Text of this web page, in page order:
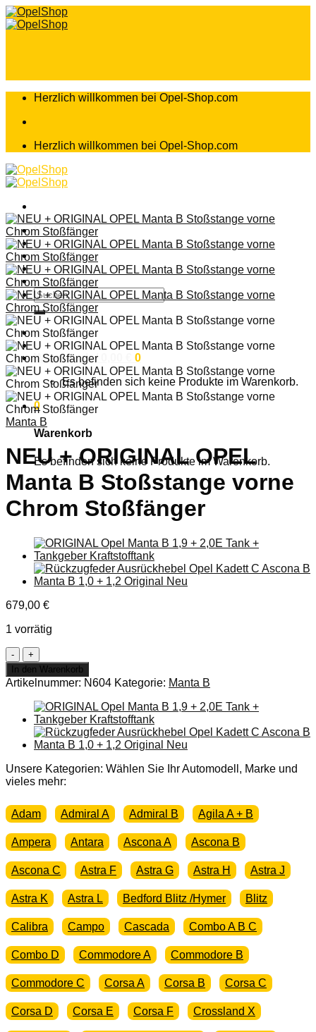
Zum
Inhalt
Herzlich willkommen bei Opel-Shop.com
Herzlich willkommen bei Opel-Shop.com
Home
Shop
Teileanfrage
Teileliste
Suchen
nach:
Anmelden
Warenkorb /
0
Es befinden sich keine Produkte im Warenkorb.
0
Warenkorb
Es befinden sich keine Produkte im Warenkorb.
Manta B
NEU + ORIGINAL OPEL
Manta B Stoßstange vorne
Chrom Stoßfänger
679,00 €
1 vorrätig
NEU
+
ORIGINAL
OPEL
Manta
B
Stoßstange
vorne
Chrom
Stoßfänger
Menge
In den Warenkorb
Artikelnummer: N604 Kategorie: Manta B
Unsere Kategorien: Wählen Sie Ihr Automodell, Marke und
vieles mehr:
Adam Admiral A Admiral B Agila A + B
Ampera Antara Ascona A Ascona B
Ascona C Astra F Astra G Astra H Astra J
Astra K Astra L Bedford Blitz /Hymer Blitz
Calibra Campo Cascada Combo A B C
Combo D Commodore A Commodore B
Commodore C Corsa A Corsa B Corsa C
Corsa D Corsa E Corsa F Crossland X